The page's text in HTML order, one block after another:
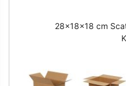
28x18x18 cm